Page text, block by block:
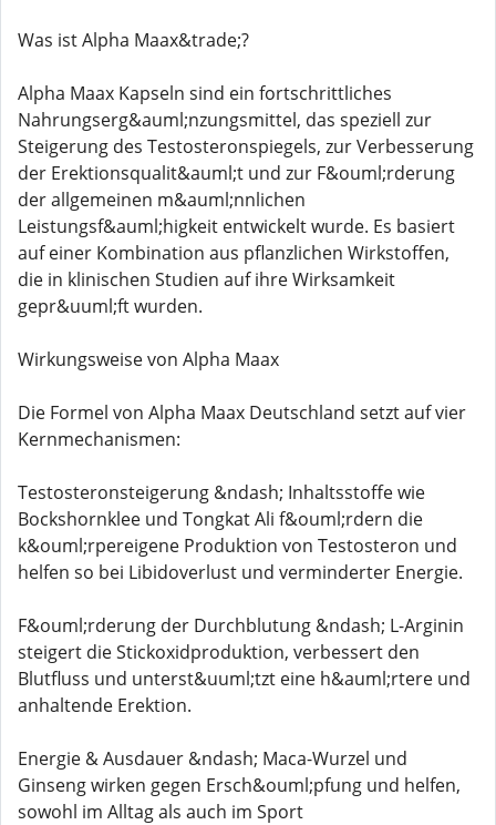
Was ist Alpha Maax&trade;?
Alpha Maax Kapseln sind ein fortschrittliches
Nahrungserg&auml;nzungsmittel, das speziell zur
Steigerung des Testosteronspiegels, zur Verbesserung
der Erektionsqualit&auml;t und zur F&ouml;rderung
der allgemeinen m&auml;nnlichen
Leistungsf&auml;higkeit entwickelt wurde. Es basiert
auf einer Kombination aus pflanzlichen Wirkstoffen,
die in klinischen Studien auf ihre Wirksamkeit
gepr&uuml;ft wurden.
Wirkungsweise von Alpha Maax
Die Formel von Alpha Maax Deutschland setzt auf vier
Kernmechanismen:
Testosteronsteigerung &ndash; Inhaltsstoffe wie
Bockshornklee und Tongkat Ali f&ouml;rdern die
k&ouml;rpereigene Produktion von Testosteron und
helfen so bei Libidoverlust und verminderter Energie.
F&ouml;rderung der Durchblutung &ndash; L-Arginin
steigert die Stickoxidproduktion, verbessert den
Blutfluss und unterst&uuml;tzt eine h&auml;rtere und
anhaltende Erektion.
Energie & Ausdauer &ndash; Maca-Wurzel und
Ginseng wirken gegen Ersch&ouml;pfung und helfen,
sowohl im Alltag als auch im Sport